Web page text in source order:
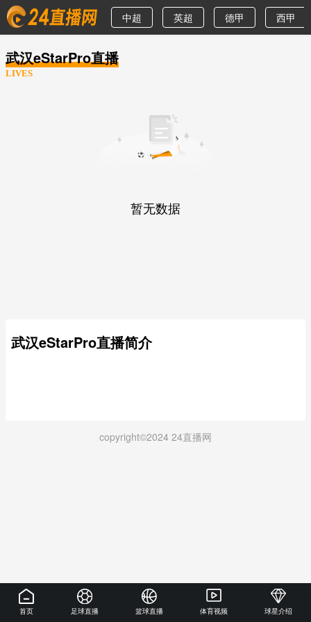
中超 英超 德甲 西甲
武汉eStarPro直播
LIVES
暂无数据
武汉eStarPro直播简介
copyright©2024 24直播网
首页 足球直播 篮球直播 体育视频 球星介绍